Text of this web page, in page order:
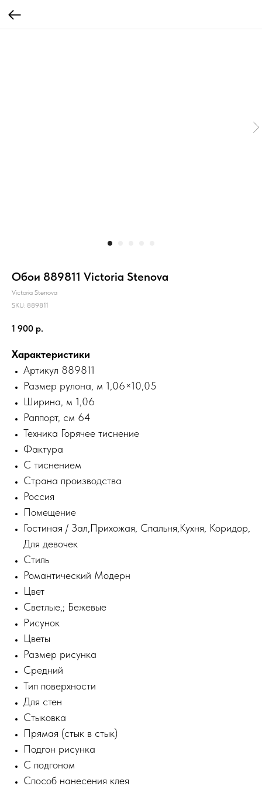
Обои 889811 Victoria Stenova
Victoria Stenova
SKU: 889811
1 900 р.
Характеристики
Артикул 889811
Размер рулона, м 1,06×10,05
Ширина, м 1,06
Раппорт, см 64
Техника Горячее тиснение
Фактура
С тиснением
Страна производства
Россия
Помещение
Гостиная / Зал,Прихожая, Спальня,Кухня, Коридор,
Для девочек
Стиль
Романтический Модерн
Цвет
Светлые,; Бежевые
Рисунок
Цветы
Размер рисунка
Средний
Тип поверхности
Для стен
Стыковка
Прямая (стык в стык)
Подгон рисунка
С подгоном
Способ нанесения клея